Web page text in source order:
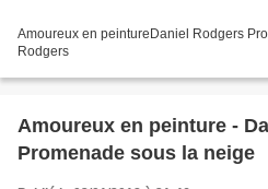
Amoureux en peintureDaniel Rodgers
Rodgers
Amoureux en peinture -
Promenade sous la neige